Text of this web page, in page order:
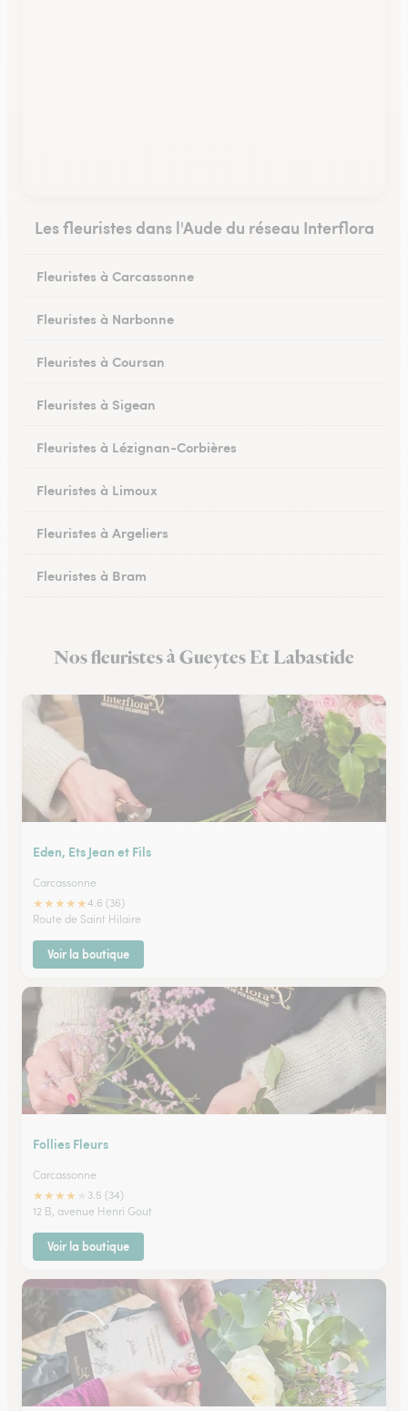
Les fleuristes dans l'Aude du réseau Interflora
Fleuristes à Carcassonne
Fleuristes à Narbonne
Fleuristes à Coursan
Fleuristes à Sigean
Fleuristes à Lézignan-Corbières
Fleuristes à Limoux
Fleuristes à Argeliers
Fleuristes à Bram
Fleuristes à Peyriac-Minervois
Nos fleuristes à Gueytes Et Labastide
Eden, Ets Jean et Fils
Carcassonne
★★★★★4.6 (36)
Route de Saint Hilaire
Voir la boutique
Follies Fleurs
Carcassonne
★★★★
3.5 (34)
12 B, avenue Henri Gout
Voir la boutique